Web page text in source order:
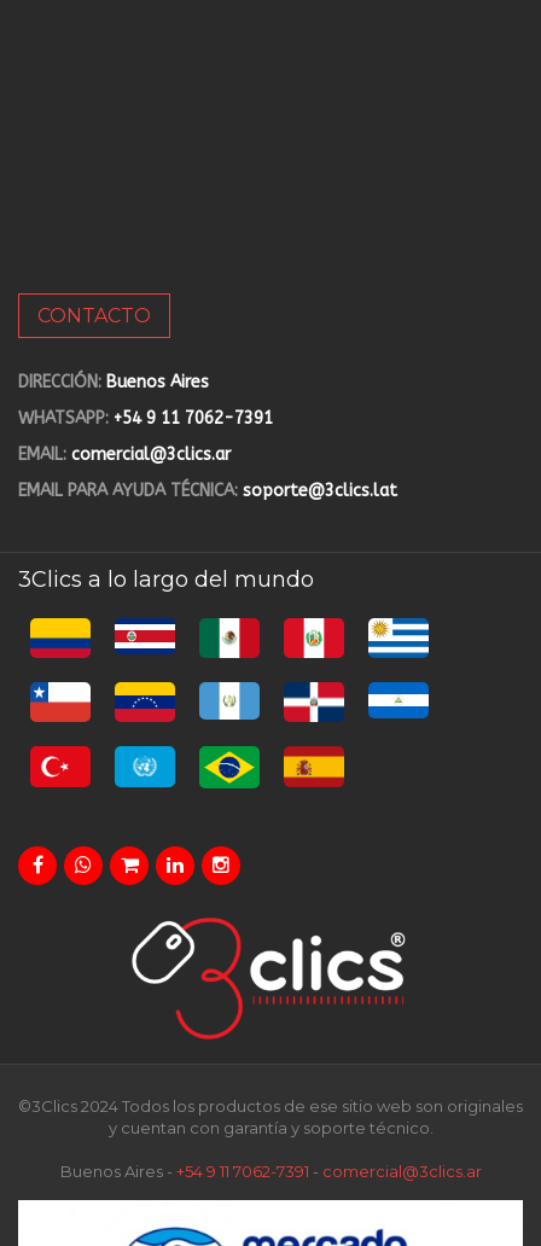
CONTACTO
DIRECCIÓN: Buenos Aires
WHATSAPP: +54 9 11 7062-7391
EMAIL: comercial@3clics.ar
EMAIL PARA AYUDA TÉCNICA: soporte@3clics.lat
3Clics a lo largo del mundo
©3Clics 2024 Todos los productos de ese sitio web son originales
y cuentan con garantía y soporte técnico.
Buenos Aires - +54 9 11 7062-7391 - comercial@3clics.ar